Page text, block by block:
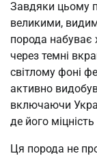
Завдяки цьому
великими,
порода набуває
через темні
світлому фоні
активно
включаючи
де його
Ця порода не